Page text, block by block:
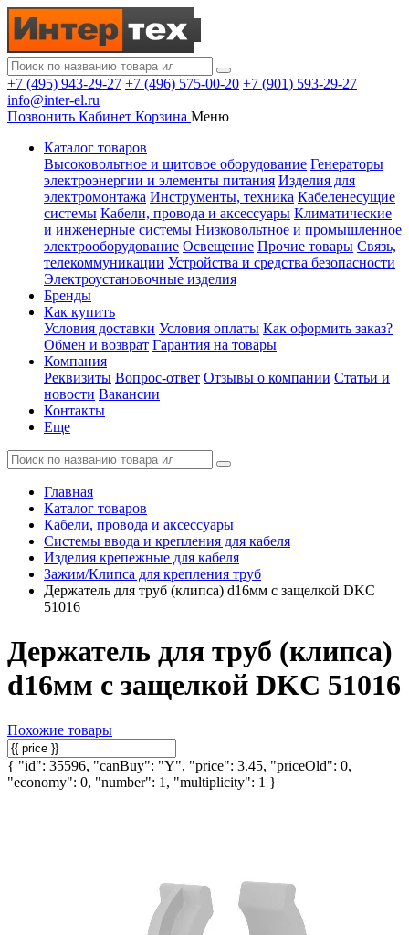
+7 (495) 943-29-27 +7 (496) 575-00-20 +7 (901) 593-29-27
info@inter-el.ru
Позвонить Кабинет Корзина Меню
Каталог товаров
Высоковольтное и щитовое оборудование Генераторы
электроэнергии и элементы питания Изделия для
электромонтажа Инструменты, техника Кабеленесущие
системы Кабели, провода и аксессуары Климатические
и инженерные системы Низковольтное и промышленное
электрооборудование Освещение Прочие товары Связь,
телекоммуникации Устройства и средства безопасности
Электроустановочные изделия
Бренды
Как купить
Условия доставки Условия оплаты Как оформить заказ?
Обмен и возврат Гарантия на товары
Компания
Реквизиты Вопрос-ответ Отзывы о компании Статьи и
новости Вакансии
Контакты
Еще
Главная
Каталог товаров
Кабели, провода и аксессуары
Системы ввода и крепления для кабеля
Изделия крепежные для кабеля
Зажим/Клипса для крепления труб
Держатель для труб (клипса) d16мм с защелкой DKC
51016
Держатель для труб (клипса)
d16мм с защелкой DKC 51016
Похожие товары
{ "id": 35596, "canBuy": "Y", "price": 3.45, "priceOld": 0,
"economy": 0, "number": 1, "multiplicity": 1 }